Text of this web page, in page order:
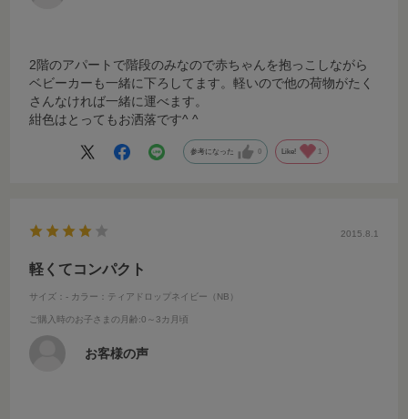
2階のアパートで階段のみなので赤ちゃんを抱っこしながら
ベビーカーも一緒に下ろしてます。軽いので他の荷物がたく
さんなければ一緒に運べます。
紺色はとってもお洒落です^ ^
参考になった 0 Like! 1
2015.8.1
軽くてコンパクト
サイズ：- カラー：ティアドロップネイビー（NB）
ご購入時のお子さまの月齢:0～3カ月頃
お客様の声